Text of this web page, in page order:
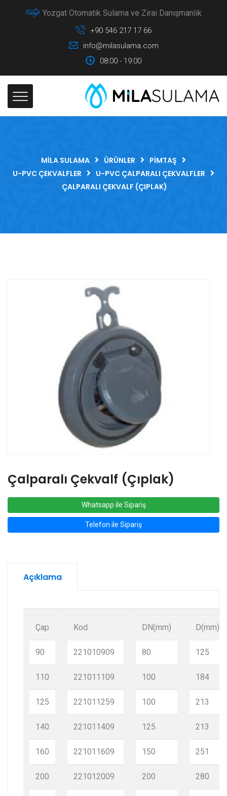
Yozgat Otomatik Sulama ve Zirai Danışmanlık
+90 546 217 17 66
info@milasulama.com
08:00 - 19:00
MILA SULAMA ÜRÜNLER
PIMTAŞ
U-PVC ÇEKVALFLER
U-PVC ÇALPARALI ÇEKVALFLER
ÇALPARALI ÇEKVALF (ÇIPLAK)
Çalparalı Çekvalf (Çıplak)
Whatsapp ile Sipariş
Telefon ile Sipariş
Açıklama
Çap
90
110
125
140
160
200
Kod
221010909
221011109
221011259
221011409
221011609
221012009
DN(mm)
80
100
100
125
150
200
D(mm)
125
184
213
213
251
280